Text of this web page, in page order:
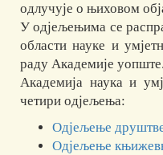
одлучује о њиховом
У одјељењима се
области науке и
раду Академије уопште.
Академија наука и
четири одјељења:
Одјељење
Одјељење